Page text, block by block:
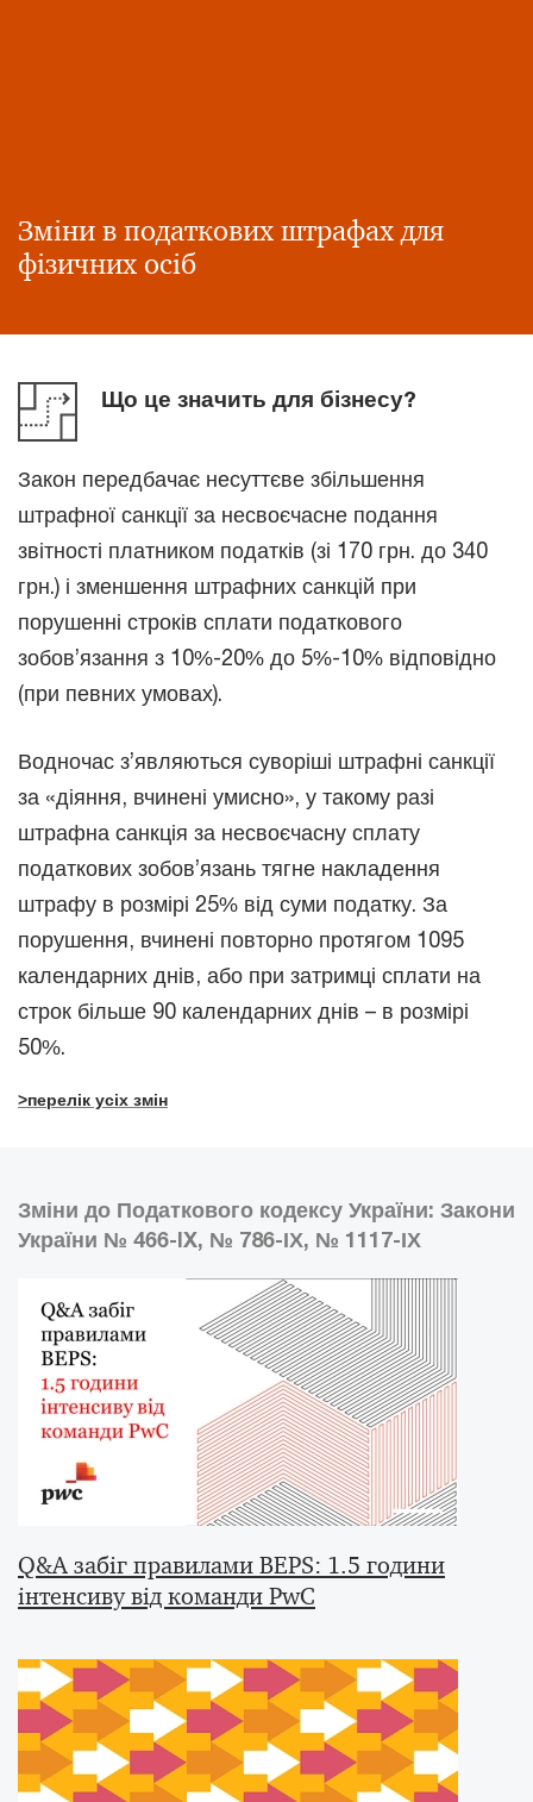
Зміни в податкових штрафах для
фізичних осіб
Що це значить для бізнесу?
Закон передбачає несуттєве збільшення
штрафної санкції за несвоєчасне подання
звітності платником податків (зі 170 грн. до 340
грн.) і зменшення штрафних санкцій при
порушенні строків сплати податкового
зобов’язання з 10%-20% до 5%-10% відповідно
(при певних умовах).
Водночас з’являються суворіші штрафні санкції
за «діяння, вчинені умисно», у такому разі
штрафна санкція за несвоєчасну сплату
податкових зобов’язань тягне накладення
штрафу в розмірі 25% від суми податку. За
порушення, вчинені повторно протягом 1095
календарних днів, або при затримці сплати на
строк більше 90 календарних днів – в розмірі
50%.
>перелік усіх змін
Зміни до Податкового кодексу України: Закони
України № 466-IX, № 786-ІХ, № 1117-ІХ
Q&A забіг правилами BEPS: 1.5 години
інтенсиву від команди PwC